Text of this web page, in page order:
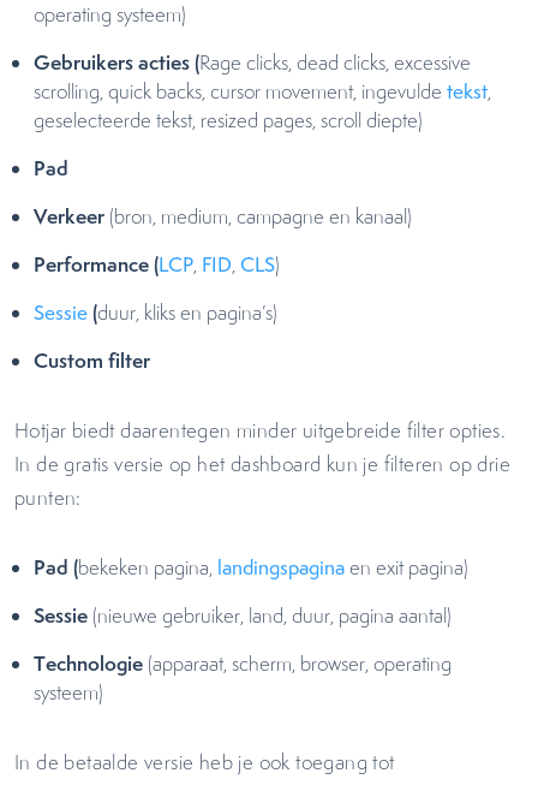
operating systeem)
Gebruikers acties (Rage clicks, dead clicks, excessive
scrolling, quick backs, cursor movement, ingevulde tekst,
geselecteerde tekst, resized pages, scroll diepte)
Pad
Verkeer (bron, medium, campagne en kanaal)
Performance (LCP, FID,CLS)
Sessie(duur, kliks en pagina’s)
Custom filter
Hotjar biedt daarentegen minder uitgebreide filter opties.
In de gratis versie op het dashboard kun je filteren op drie
punten:
Pad (bekeken pagina, landingspaginaen exit pagina)
Sessie (nieuwe gebruiker, land, duur, pagina aantal)
Technologie (apparaat, scherm, browser, operating
systeem)
In de betaalde versie heb je ook toegang tot